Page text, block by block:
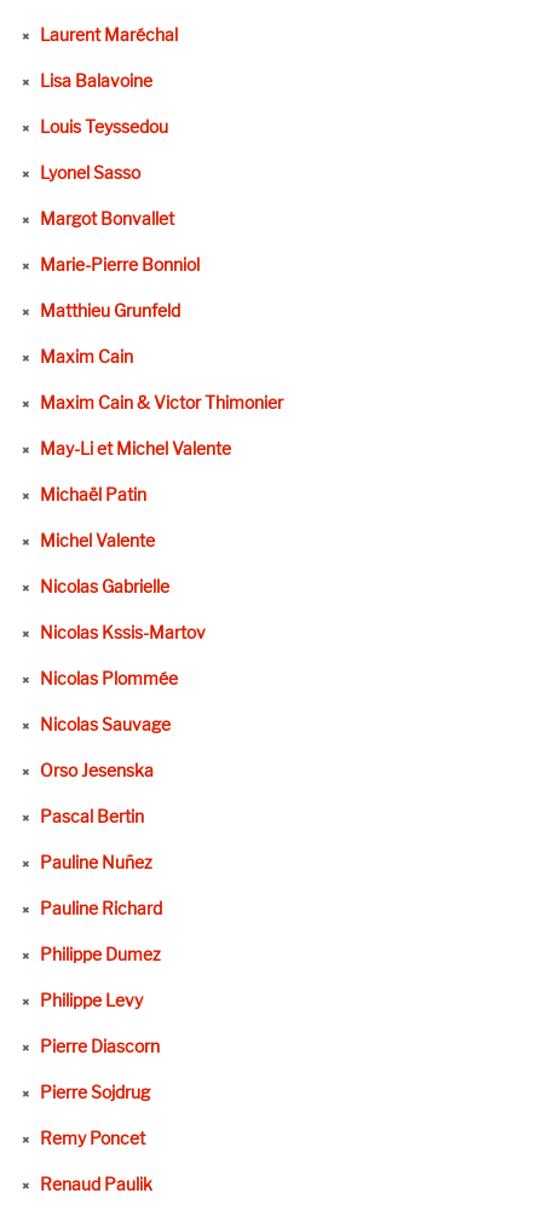
Laurent Maréchal
Lisa Balavoine
Louis Teyssedou
Lyonel Sasso
Margot Bonvallet
Marie-Pierre Bonniol
Matthieu Grunfeld
Maxim Cain
Maxim Cain & Victor Thimonier
May-Li et Michel Valente
Michaël Patin
Michel Valente
Nicolas Gabrielle
Nicolas Kssis-Martov
Nicolas Plommée
Nicolas Sauvage
Orso Jesenska
Pascal Bertin
Pauline Nuñez
Pauline Richard
Philippe Dumez
Philippe Levy
Pierre Diascorn
Pierre Sojdrug
Remy Poncet
Renaud Paulik